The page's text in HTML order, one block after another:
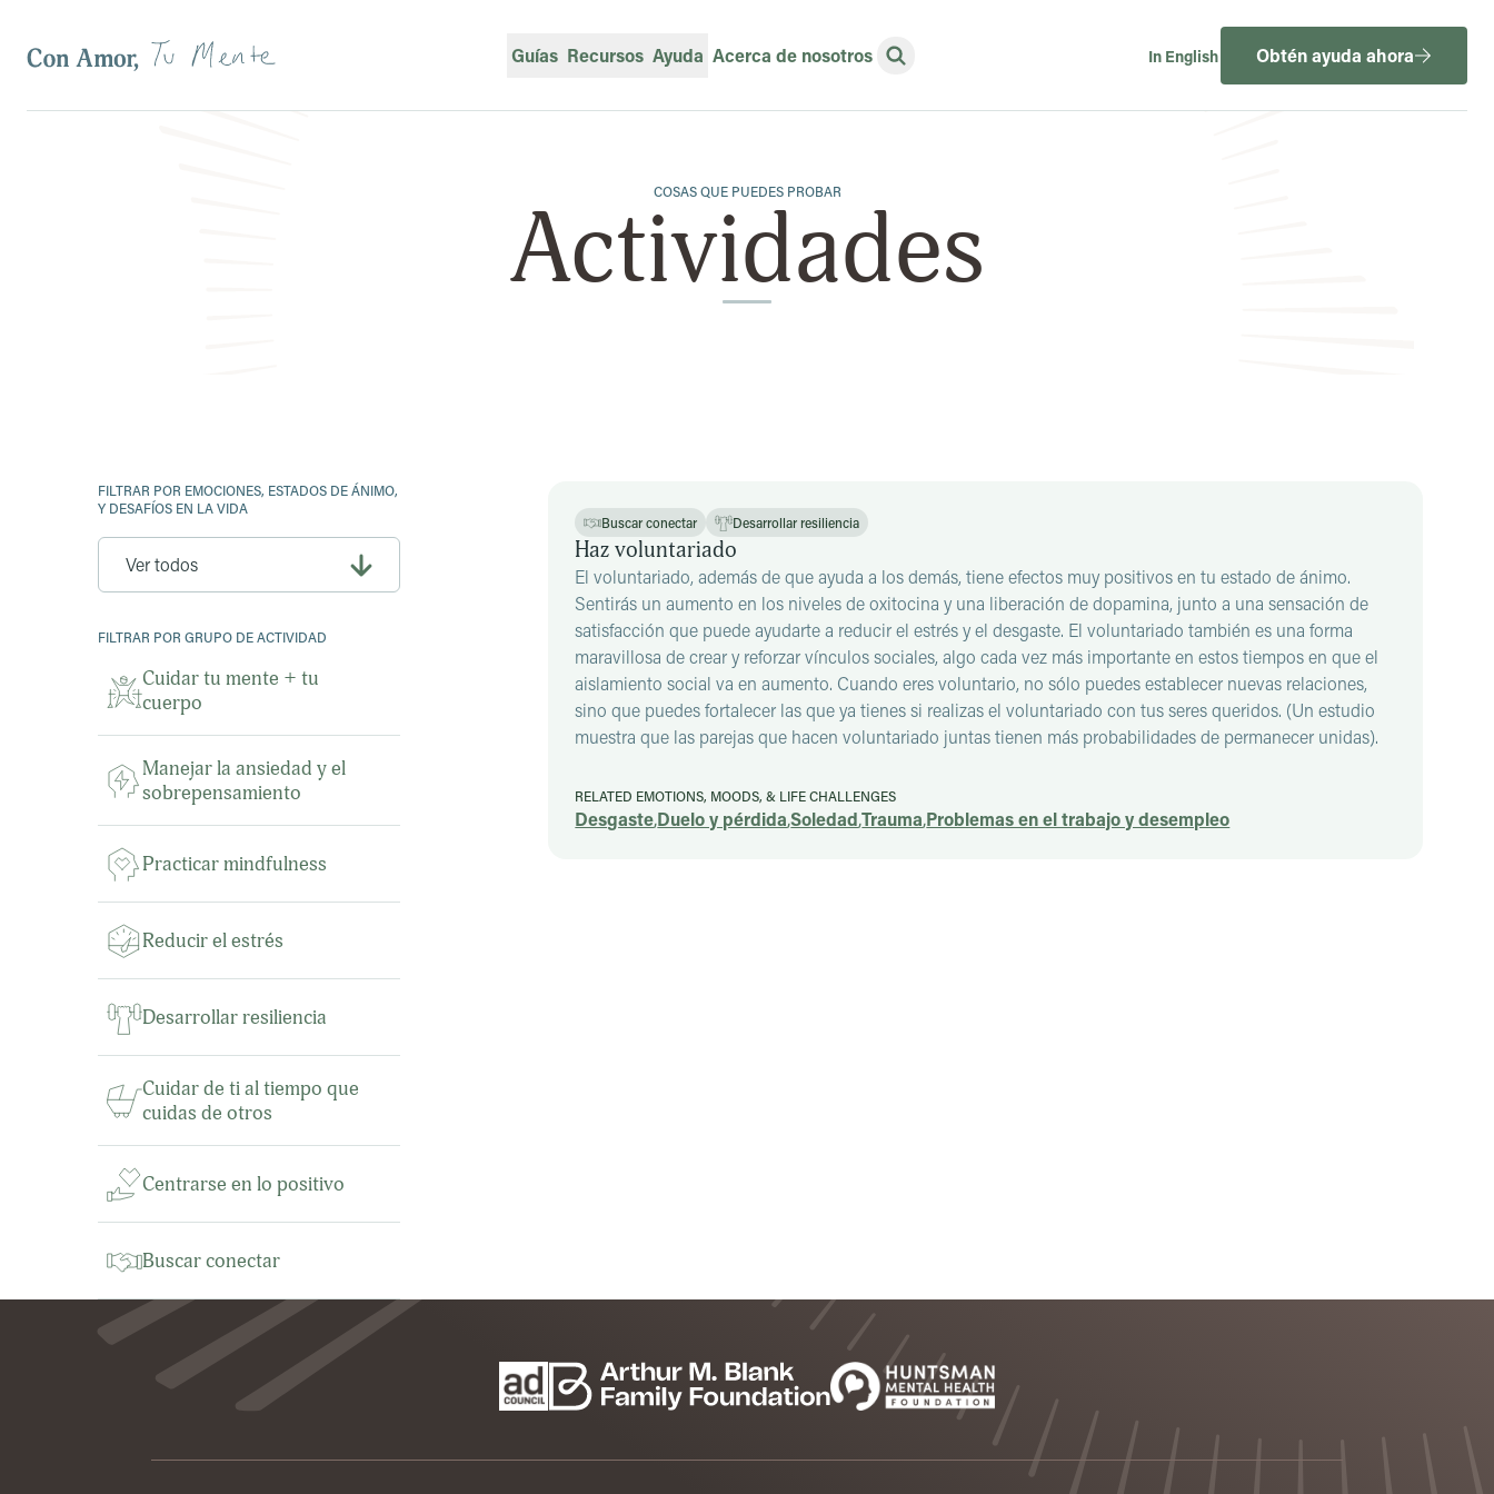
Guías Recursos Ayuda Acerca de nosotros Abrir búsqueda In English Obtén ayuda ahora
COSAS QUE PUEDES PROBAR
Actividades
Filtros
FILTRAR POR EMOCIONES, ESTADOS DE ÁNIMO,
Y DESAFÍOS EN LA VIDA
FILTRAR POR GRUPO DE ACTIVIDAD
Cuidar tu mente + tu
cuerpo
Manejar la ansiedad y el
sobrepensamiento
Practicar mindfulness
Reducir el estrés
Desarrollar resiliencia
Cuidar de ti al tiempo que
cuidas de otros
Centrarse en lo positivo
Buscar conectar
Buscar conectar Desarrollar resiliencia
Haz voluntariado
El voluntariado, además de que ayuda a los demás, tiene efectos muy positivos en tu estado de ánimo.
Sentirás un aumento en los niveles de oxitocina y una liberación de dopamina, junto a una sensación de
satisfacción que puede ayudarte a reducir el estrés y el desgaste. El voluntariado también es una forma
maravillosa de crear y reforzar vínculos sociales, algo cada vez más importante en estos tiempos en que el
aislamiento social va en aumento. Cuando eres voluntario, no sólo puedes establecer nuevas relaciones,
sino que puedes fortalecer las que ya tienes si realizas el voluntariado con tus seres queridos. (Un estudio
muestra que las parejas que hacen voluntariado juntas tienen más probabilidades de permanecer unidas).
RELATED EMOTIONS, MOODS, & LIFE CHALLENGES
Desgaste,Duelo y pérdida,Soledad,Trauma,Problemas en el trabajo y desempleo
Patrocinadores